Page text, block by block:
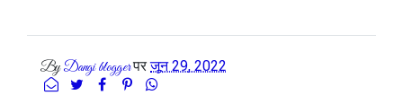
ByDangi bloggerपरजून 29, 2022